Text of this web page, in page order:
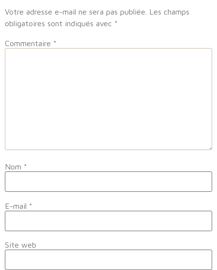
Votre adresse e-mail ne sera pas publiée. Les champs
obligatoires sont indiqués avec *
Commentaire *
Nom *
E-mail *
Site web